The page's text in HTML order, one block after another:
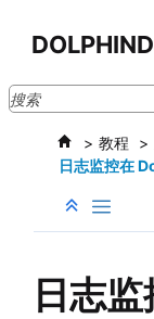
教程
日志监控在
日志